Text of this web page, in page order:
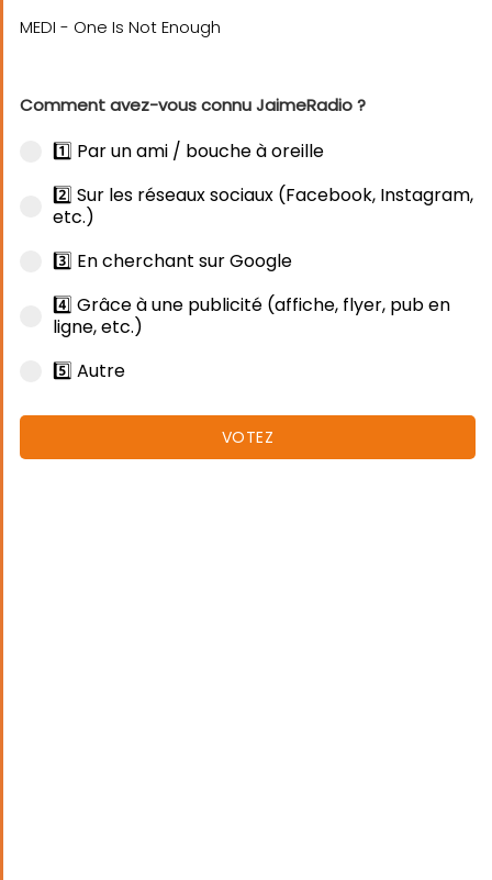
Comment avez-vous connu JaimeRadio ?
1️⃣ Par un ami / bouche à oreille
2️⃣ Sur les réseaux sociaux (Facebook, Instagram,
etc.)
3️⃣ En cherchant sur Google
4️⃣ Grâce à une publicité (affiche, flyer, pub en
ligne, etc.)
5️⃣ Autre
VOTEZ